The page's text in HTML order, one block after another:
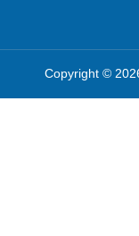
Copyright ©